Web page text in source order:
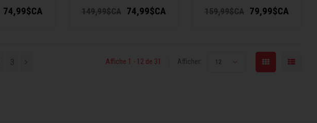
74,99$CA 149,99$CA 74,99$CA 159,99$CA 79,99$CA
3 Affiche 1 - 12 de 31 Afficher: 12